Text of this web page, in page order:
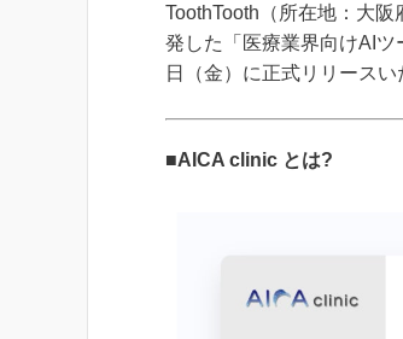
ToothTooth（所在地：大
発した「医療業界向けAI
日（金）に正式リリースい
■AICA clinic とは?